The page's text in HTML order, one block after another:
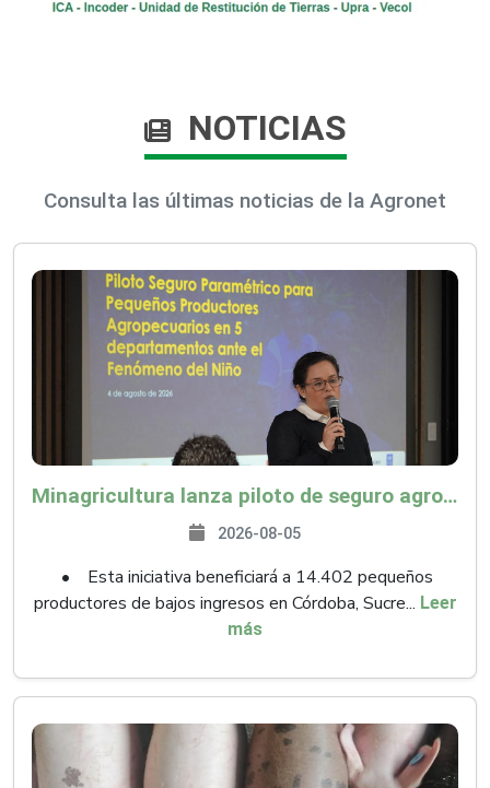
NOTICIAS
Consulta las últimas noticias de la Agronet
Minagricultura lanza piloto de seguro agropecuario por $9.625 millones para proteger a más de 14.000 pequeños productores contra riesgos del Fenómeno de El Niño
2026-08-05
• Esta iniciativa beneficiará a 14.402 pequeños
productores de bajos ingresos en Córdoba, Sucre... Leer
más